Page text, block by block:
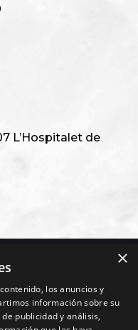
L’Hospitalet de
– NextGenerationEU ×
los anuncios y
información sobre su
publicidad y análisis,